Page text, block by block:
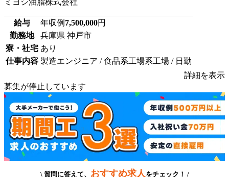
給与 年収例 7,500,000円
勤務地
兵庫県 神戸市
寮・社宅 あり
仕事内容 製造エンジニア / 食品系工場系工場 / 日勤
詳細を表示
募集が停止しています
\ 質問に答えて、 おすすめ求人 をチェック！ /